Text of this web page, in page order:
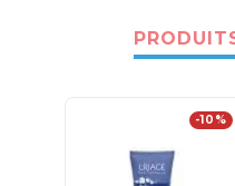
-10%